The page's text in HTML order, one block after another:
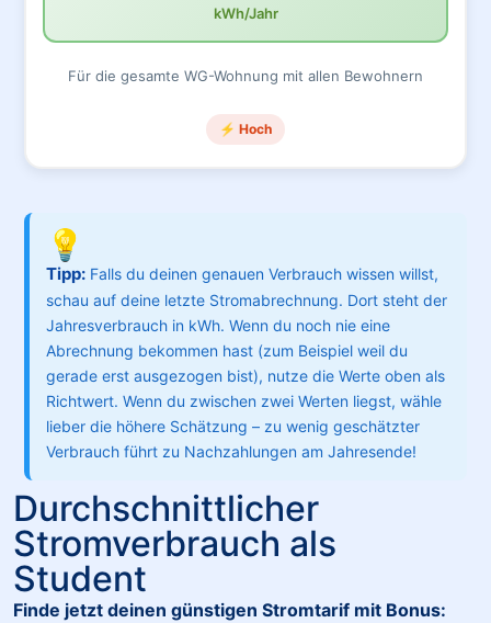
kWh/Jahr
Für die gesamte WG-Wohnung mit allen Bewohnern
⚡ Hoch
💡
Tipp: Falls du deinen genauen Verbrauch wissen willst,
schau auf deine letzte Stromabrechnung. Dort steht der
Jahresverbrauch in kWh. Wenn du noch nie eine
Abrechnung bekommen hast (zum Beispiel weil du
gerade erst ausgezogen bist), nutze die Werte oben als
Richtwert. Wenn du zwischen zwei Werten liegst, wähle
lieber die höhere Schätzung – zu wenig geschätzter
Verbrauch führt zu Nachzahlungen am Jahresende!
Durchschnittlicher
Stromverbrauch als
Student
Finde jetzt deinen günstigen Stromtarif mit Bonus: